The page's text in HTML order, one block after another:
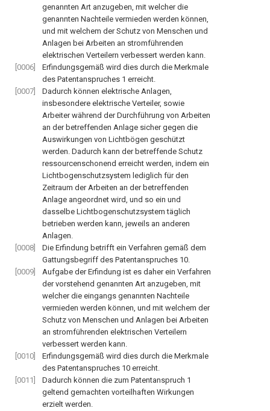
genannten Art anzugeben, mit welcher die
genannten Nachteile vermieden werden können,
und mit welchem der Schutz von Menschen und
Anlagen bei Arbeiten an stromführenden
elektrischen Verteilern verbessert werden kann.
[0006]
Erfindungsgemäß wird dies durch die Merkmale
des Patentanspruches 1 erreicht.
[0007]
Dadurch können elektrische Anlagen,
insbesondere elektrische Verteiler, sowie
Arbeiter während der Durchführung von Arbeiten
an der betreffenden Anlage sicher gegen die
Auswirkungen von Lichtbögen geschützt
werden. Dadurch kann der betreffende Schutz
ressourcenschonend erreicht werden, indem ein
Lichtbogenschutzsystem lediglich für den
Zeitraum der Arbeiten an der betreffenden
Anlage angeordnet wird, und so ein und
dasselbe Lichtbogenschutzsystem täglich
betrieben werden kann, jeweils an anderen
Anlagen.
[0008]
Die Erfindung betrifft ein Verfahren gemäß dem
Gattungsbegriff des Patentanspruches 10.
[0009]
Aufgabe der Erfindung ist es daher ein Verfahren
der vorstehend genannten Art anzugeben, mit
welcher die eingangs genannten Nachteile
vermieden werden können, und mit welchem der
Schutz von Menschen und Anlagen bei Arbeiten
an stromführenden elektrischen Verteilern
verbessert werden kann.
[0010]
Erfindungsgemäß wird dies durch die Merkmale
des Patentanspruches 10 erreicht.
[0011]
Dadurch können die zum Patentanspruch 1
geltend gemachten vorteilhaften Wirkungen
erzielt werden.